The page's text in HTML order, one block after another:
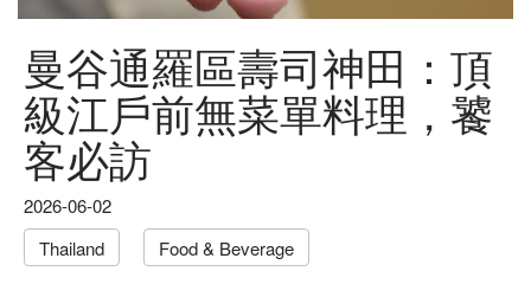
曼谷通羅區壽司神田：頂
級江戶前無菜單料理，饕
客必訪
2026-06-02
Thailand
Food & Beverage